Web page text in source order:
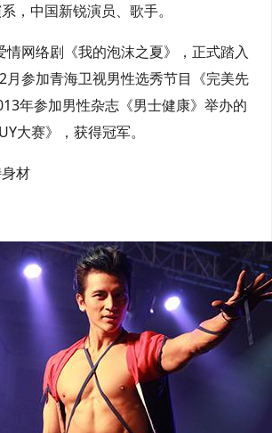
，中国新锐演员、歌手。
情网络剧《我的泡沫之夏》，正式踏入
月参加青海卫视男性选秀节目《完美先
年参加男性杂志《男士健康》举办的
大赛》，获得冠军。
材